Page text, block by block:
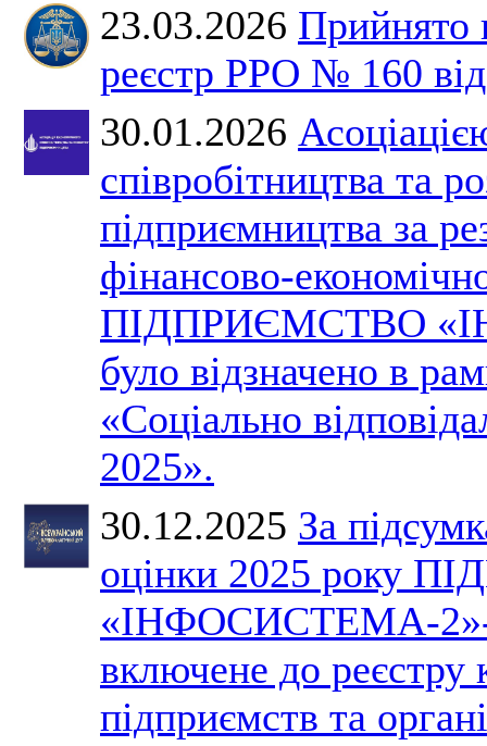
23.03.2026 Прийнято
реєстр РРО № 160
30.01.2026
співробітництва та
підприємництва за
фінансово-
ПІДПРИЄМСТВО
було відзначено в
«Соціально
2025».
30.12.2025 За
оцінки 2025 року
«ІНФОСИСТЕМА-
включене до реєстру
підприємств та